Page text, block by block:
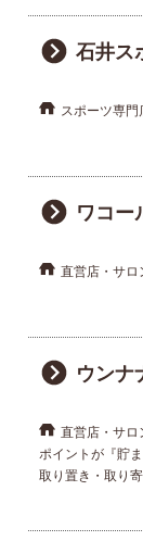
お知ら
ワコ
企業情
石井
スポーツ専門
ワコ
直営店・サロ
ウン
直営店・サロ
ポイントが『貯
取り置き・取り